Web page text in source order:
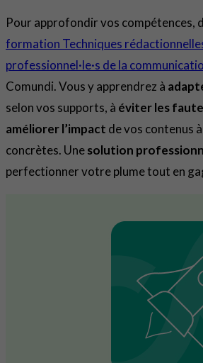
Pour approfondir vos compétences,
formation Techniques
professionnel·le·s de la
Comundi. Vous y apprendrez à
selon vos supports, à éviter les
améliorer l’impact de vos contenus
concrètes. Unesolution
perfectionner votre plume tout en